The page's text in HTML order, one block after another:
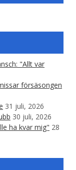
"Allt var
försäsongen
31 juli, 2026
30 juli, 2026
ha kvar mig" 28